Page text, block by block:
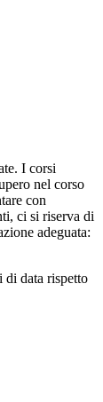
I corsi
nel corso
con
ci si riserva di
adeguata:
di data rispetto